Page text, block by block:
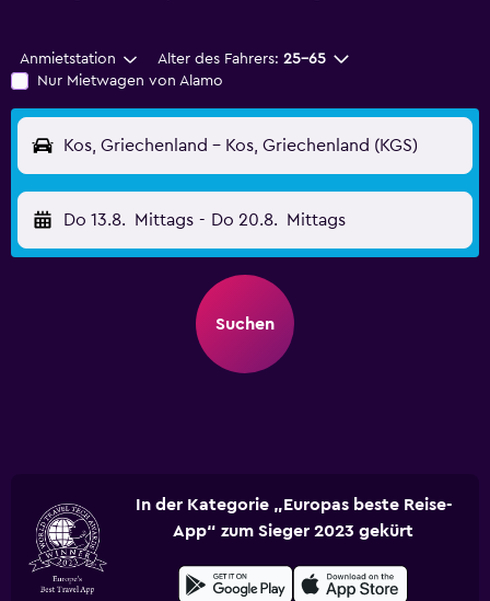
Anmietstation Alter des Fahrers: 25-65
Nur Mietwagen von Alamo
Kos, Griechenland - Kos, Griechenland (KGS)
Do 13.8. Mittags - Do 20.8. Mittags
Suchen
In der Kategorie „Europas beste Reise-
App“ zum Sieger 2023 gekürt